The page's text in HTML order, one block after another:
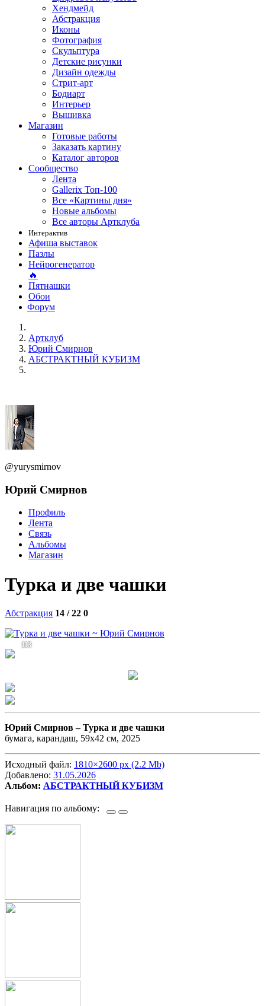
Хендмейд
Абстракция
Иконы
Фотография
Скульптура
Детские рисунки
Дизайн одежды
Стрит-арт
Бодиарт
Интерьер
Вышивка
Магазин
Готовые работы
Заказать картину
Каталог авторов
Сообщество
Лента
Gallerix Топ-100
Все «Картины дня»
Новые альбомы
Все авторы Артклуба
Интерактив
Афиша выставок
Пазлы
Нейрогенератор
🔥
Пятнашки
Обои
Форум
Артклуб
Юрий Смирнов
АБСТРАКТНЫЙ КУБИЗМ
@yurysmirnov
Юрий Смирнов
Профиль
Лента
Связь
Альбомы
Магазин
Турка и две чашки
Абстракция 14 / 22 0
113
Юрий Смирнов –Турка и две чашки
бумага, карандаш, 59x42 см, 2025
Исходный файл: 1810×2600 px (2.2 Mb)
Добавлено: 31.05.2026
Альбом: АБСТРАКТНЫЙ КУБИЗМ
Навигация по альбому: